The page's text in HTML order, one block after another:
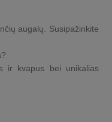
augalų. Susipažinkite
ir kvapus bei unikalias